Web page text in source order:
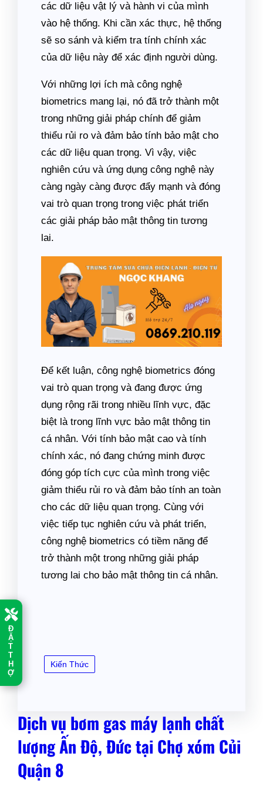
Đ
Ặ
T
T
H
Ợ
các dữ liệu vật lý và hành vi của mình
vào hệ thống. Khi cần xác thực, hệ thống
sẽ so sánh và kiểm tra tính chính xác
của dữ liệu này để xác định người dùng.
Với những lợi ích mà công nghệ
biometrics mang lại, nó đã trở thành một
trong những giải pháp chính để giảm
thiểu rủi ro và đảm bảo tính bảo mật cho
các dữ liệu quan trọng. Vì vậy, việc
nghiên cứu và ứng dụng công nghệ này
càng ngày càng được đẩy mạnh và đóng
vai trò quan trọng trong việc phát triển
các giải pháp bảo mật thông tin tương
lai.
Để kết luận, công nghệ biometrics đóng
vai trò quan trọng và đang được ứng
dụng rộng rãi trong nhiều lĩnh vực, đặc
biệt là trong lĩnh vực bảo mật thông tin
cá nhân. Với tính bảo mật cao và tính
chính xác, nó đang chứng minh được
đóng góp tích cực của mình trong việc
giảm thiểu rủi ro và đảm bảo tính an toàn
cho các dữ liệu quan trọng. Cùng với
việc tiếp tục nghiên cứu và phát triển,
công nghệ biometrics có tiềm năng để
trở thành một trong những giải pháp
tương lai cho bảo mật thông tin cá nhân.
Kiến Thức
Dịch vụ bơm gas máy lạnh chất
lượng Ấn Độ, Đức tại Chợ xóm Củi
Quận 8